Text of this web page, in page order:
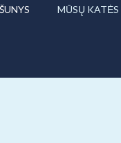
MŪSŲ KATĖS